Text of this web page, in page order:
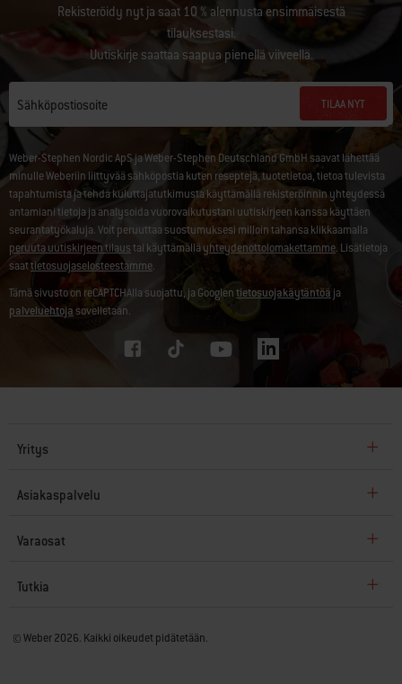
Rekisteröidy nyt ja saat 10 % alennusta ensimmäisestä
tilauksestasi.
Uutiskirje saattaa saapua pienellä viiveellä.
Sähköpostiosoite TILAA NYT
Weber-Stephen Nordic ApS ja Weber-Stephen Deutschland GmbH saavat lähettää
minulle Weberiin liittyvää sähköpostia kuten reseptejä, tuotetietoa, tietoa tulevista
tapahtumista ja tehdä kuluttajatutkimusta käyttämällä rekisteröinnin yhteydessä
antamiani tietoja ja analysoida vuorovaikutustani uutiskirjeen kanssa käyttäen
seurantatyökaluja. Voit peruuttaa suostumuksesi milloin tahansa klikkaamalla
peruuta uutiskirjeen tilaustai käyttämälläyhteydenottolomakettamme. Lisätietoja
saattietosuojaselosteestamme.
Tämä sivusto on reCAPTCHAlla suojattu, ja Googlentietosuojakäytäntöä ja
palveluehtoja sovelletaan.
Yritys
Asiakaspalvelu
Varaosat
Tutkia
© Weber 2026. Kaikki oikeudet pidätetään.